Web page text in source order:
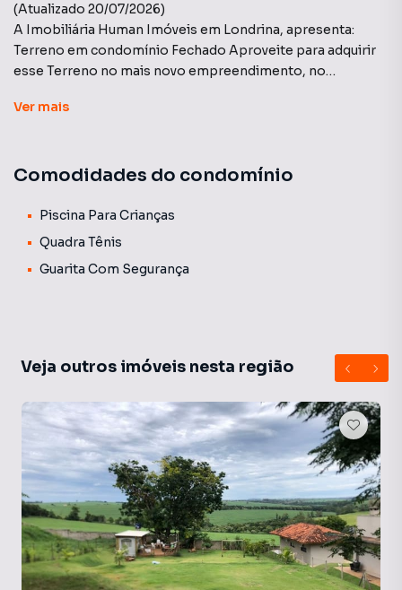
(Atualizado 20/07/2026)
A Imobiliária Human Imóveis em Londrina, apresenta:
Terreno em condomínio Fechado Aproveite para adquirir
esse Terreno no mais novo empreendimento, no
com mais de 20 itens de lazer, liberado para construir.
Ver mais
Comodidades do condomínio
Piscina Para Crianças
Quadra Tênis
Guarita Com Segurança
Veja outros imóveis nesta região